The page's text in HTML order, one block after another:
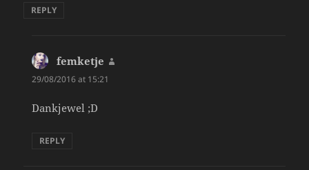
REPLY
femketje
29/08/2016 at 15:21
Dankjewel ;D
REPLY